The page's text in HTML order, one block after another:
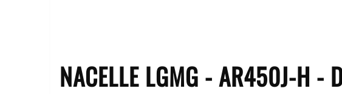
NACELLE LGMG - AR450J-H -